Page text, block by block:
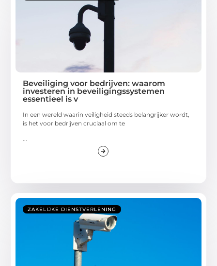
Beveiliging voor bedrijven: waarom
investeren in beveiligingssystemen
essentieel is v
In een wereld waarin veiligheid steeds belangrijker wordt,
is het voor bedrijven cruciaal om te
...
ZAKELIJKE DIENSTVERLENING